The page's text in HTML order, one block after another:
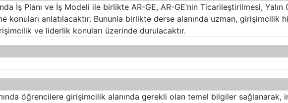
İş Planı ve İş Modeli ile birlikte AR-GE, AR-GE’nin Ticarileştirilmesi, Yalın
konuları anlatılacaktır. Bununla birlikte derse alanında uzman, girişimcilik
ve liderlik konuları üzerinde durulacaktır.
öğrencilere girişimcilik alanında gerekli olan temel bilgiler sağlanarak,